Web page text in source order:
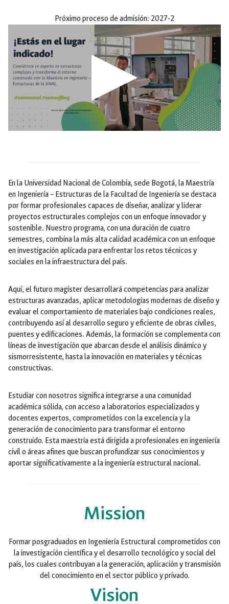
Próximo proceso de admisión: 2027-2
En la Universidad Nacional de Colombia, sede Bogotá, la Maestría
en Ingeniería – Estructuras de la Facultad de Ingeniería se destaca
por formar profesionales capaces de diseñar, analizar y liderar
proyectos estructurales complejos con un enfoque innovador y
sostenible. Nuestro programa, con una duración de cuatro
semestres, combina la más alta calidad académica con un enfoque
en investigación aplicada para enfrentar los retos técnicos y
sociales en la infraestructura del país.
Aquí, el futuro magíster desarrollará competencias para analizar
estructuras avanzadas, aplicar metodologías modernas de diseño y
evaluar el comportamiento de materiales bajo condiciones reales,
contribuyendo así al desarrollo seguro y eficiente de obras civiles,
puentes y edificaciones. Además, la formación se complementa con
líneas de investigación que abarcan desde el análisis dinámico y
sismorresistente, hasta la innovación en materiales y técnicas
constructivas.
Estudiar con nosotros significa integrarse a una comunidad
académica sólida, con acceso a laboratorios especializados y
docentes expertos, comprometidos con la excelencia y la
generación de conocimiento para transformar el entorno
construido. Esta maestría está dirigida a profesionales en ingeniería
civil o áreas afines que buscan profundizar sus conocimientos y
aportar significativamente a la ingeniería estructural nacional.
Mission
Formar posgraduados en Ingeniería Estructural comprometidos con
la investigación científica y el desarrollo tecnológico y social del
país, los cuales contribuyan a la generación, aplicación y transmisión
del conocimiento en el sector público y privado.
Vision